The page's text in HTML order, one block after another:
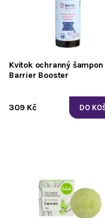
Kvitok ochranný šampon
Barrier Booster
309 Kč